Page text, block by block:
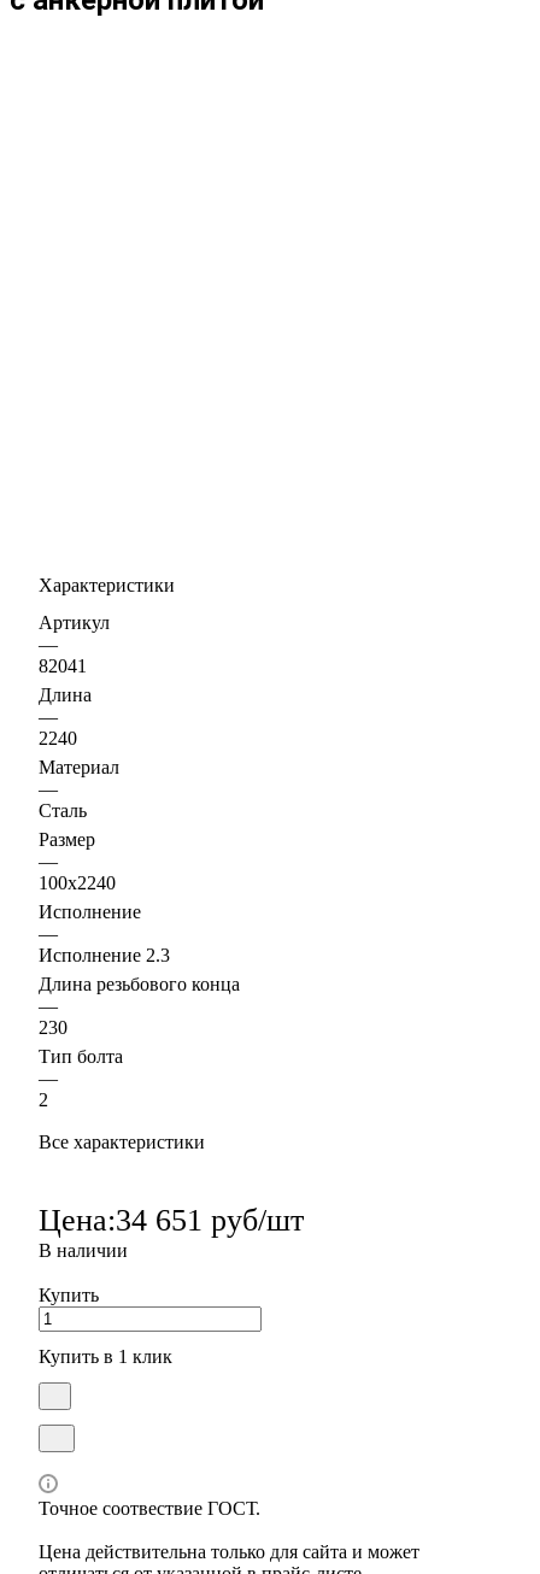
Характеристики
Артикул
—
82041
Длина
—
2240
Материал
—
Сталь
Размер
—
100х2240
Исполнение
—
Исполнение 2.3
Длина резьбового конца
—
230
Тип болта
—
2
Все характеристики
Цена:34 651 руб/шт
В наличии
Купить
Купить в 1 клик
Точное соотвествие ГОСТ.
Цена действительна только для сайта и может